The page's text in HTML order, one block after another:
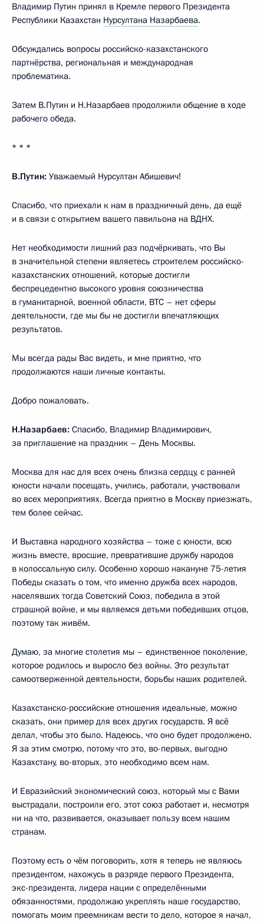
Владимир Путин принял в Кремле первого Президента
Республики Казахстан Нурсултана Назарбаева.
Обсуждались вопросы российско-казахстанского
партнёрства, региональная и международная
проблематика.
Затем В.Путин и Н.Назарбаев продолжили общение в ходе
рабочего обеда.
* * *
В.Путин: Уважаемый Нурсултан Абишевич!
Спасибо, что приехали к нам в праздничный день, да ещё
и в связи с открытием вашего павильона на ВДНХ.
Нет необходимости лишний раз подчёркивать, что Вы
в значительной степени являетесь строителем российско-
казахстанских отношений, которые достигли
беспрецедентно высокого уровня союзничества
в гуманитарной, военной области, ВТС – нет сферы
деятельности, где мы бы не достигли впечатляющих
результатов.
Мы всегда рады Вас видеть, и мне приятно, что
продолжаются наши личные контакты.
Добро пожаловать.
Н.Назарбаев: Спасибо, Владимир Владимирович,
за приглашение на праздник – День Москвы.
Москва для нас для всех очень близка сердцу, c ранней
юности начали посещать, учились, работали, участвовали
во всех мероприятиях. Всегда приятно в Москву приезжать,
тем более сейчас.
И Выставка народного хозяйства – тоже с юности, всю
жизнь вместе, вросшие, превратившие дружбу народов
в колоссальную силу. Особенно хорошо накануне 75-летия
Победы сказать о том, что именно дружба всех народов,
населявших тогда Советский Союз, победила в этой
страшной войне, и мы являемся детьми победивших отцов,
поэтому так живём.
Думаю, за многие столетия мы – единственное поколение,
которое родилось и выросло без войны. Это результат
самоотверженной деятельности, борьбы наших родителей.
Казахстанско-российские отношения идеальные, можно
сказать, они пример для всех других государств. Я всё
делал, чтобы это было. Надеюсь, что оно будет продолжено.
Я за этим смотрю, потому что это, во-первых, выгодно
Казахстану, во-вторых, это необходимо всем нам.
И Евразийский экономический союз, который мы с Вами
выстрадали, построили его, этот союз работает и, несмотря
ни на что, развивается, оказывает пользу всем нашим
странам.
Поэтому есть о чём поговорить, хотя я теперь не являюсь
президентом, нахожусь в разряде первого Президента,
экс-президента, лидера нации с определёнными
обязанностями, продолжаю укреплять наше государство,
помогать моим преемникам вести то дело, которое я начал,